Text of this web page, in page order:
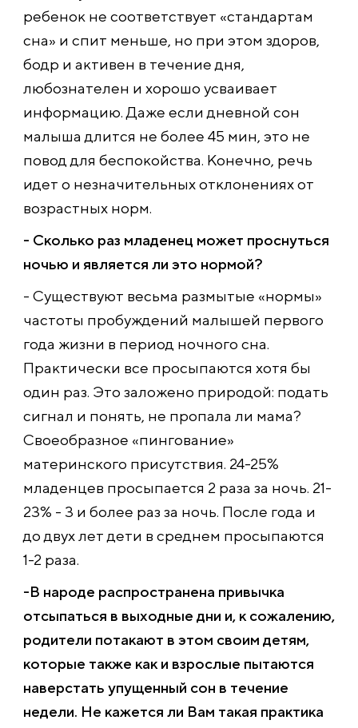
ребенок не соответствует «стандартам
сна» и спит меньше, но при этом здоров,
бодр и активен в течение дня,
любознателен и хорошо усваивает
информацию. Даже если дневной сон
малыша длится не более 45 мин, это не
повод для беспокойства. Конечно, речь
идет о незначительных отклонениях от
возрастных норм.
- Сколько раз младенец может проснуться
ночью и является ли это нормой?
- Существуют весьма размытые «нормы»
частоты пробуждений малышей первого
года жизни в период ночного сна.
Практически все просыпаются хотя бы
один раз. Это заложено природой: подать
сигнал и понять, не пропала ли мама?
Своеобразное «пингование»
материнского присутствия. 24-25%
младенцев просыпается 2 раза за ночь. 21-
23% - 3 и более раз за ночь. После года и
до двух лет дети в среднем просыпаются
1-2 раза.
-В народе распространена привычка
отсыпаться в выходные дни и, к сожалению,
родители потакают в этом своим детям,
которые также как и взрослые пытаются
наверстать упущенный сон в течение
недели. Не кажется ли Вам такая практика